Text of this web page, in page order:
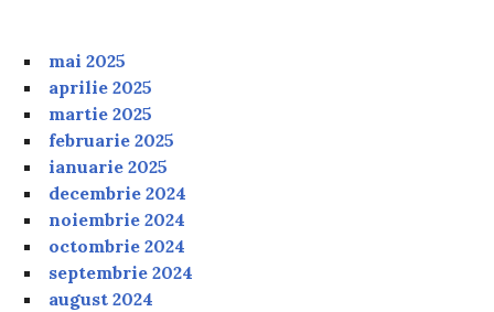
mai 2025
aprilie 2025
martie 2025
februarie 2025
ianuarie 2025
decembrie 2024
noiembrie 2024
octombrie 2024
septembrie 2024
august 2024